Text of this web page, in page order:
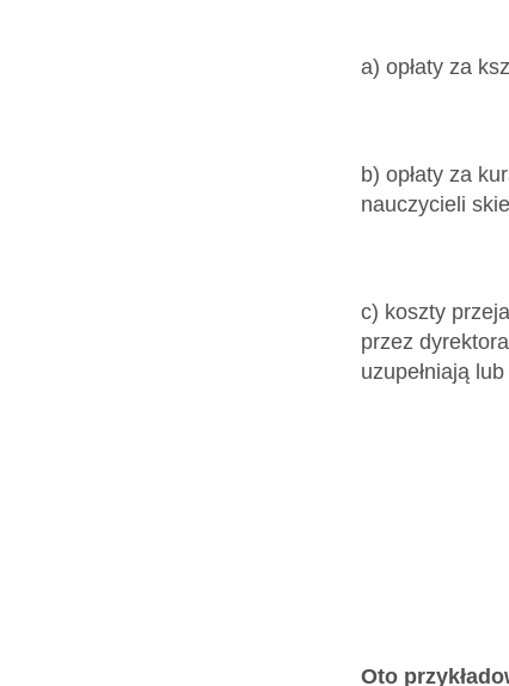
a) opłaty za
b) opłaty za
nauczycieli
c) koszty
przez
uzupełniają
Oto